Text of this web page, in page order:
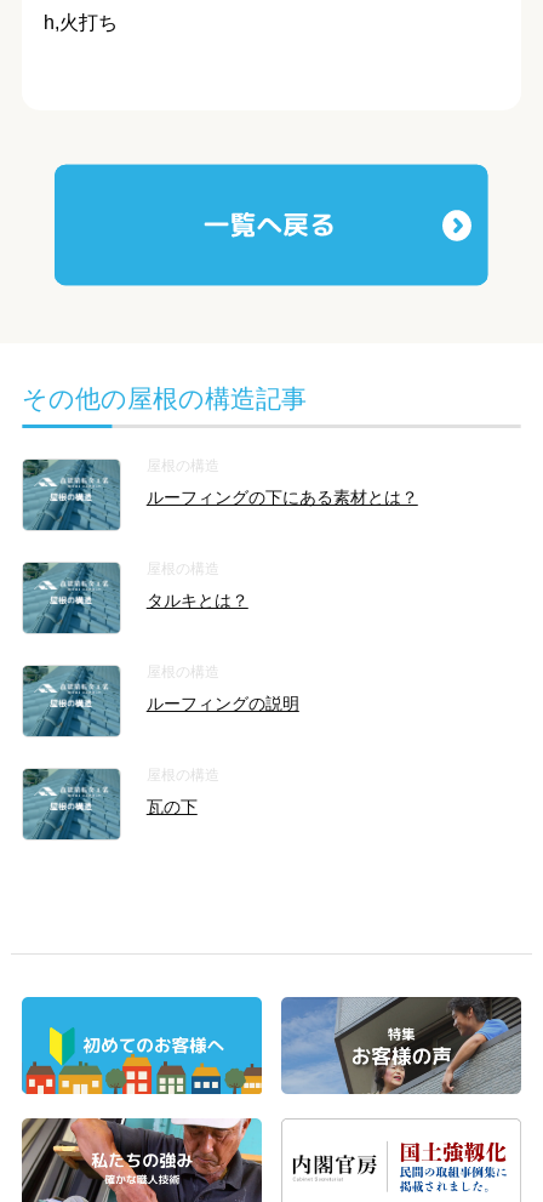
h,火打ち
その他の屋根の構造記事
屋根の構造
ルーフィングの下にある素材とは？
屋根の構造
タルキとは？
屋根の構造
ルーフィングの説明
屋根の構造
瓦の下